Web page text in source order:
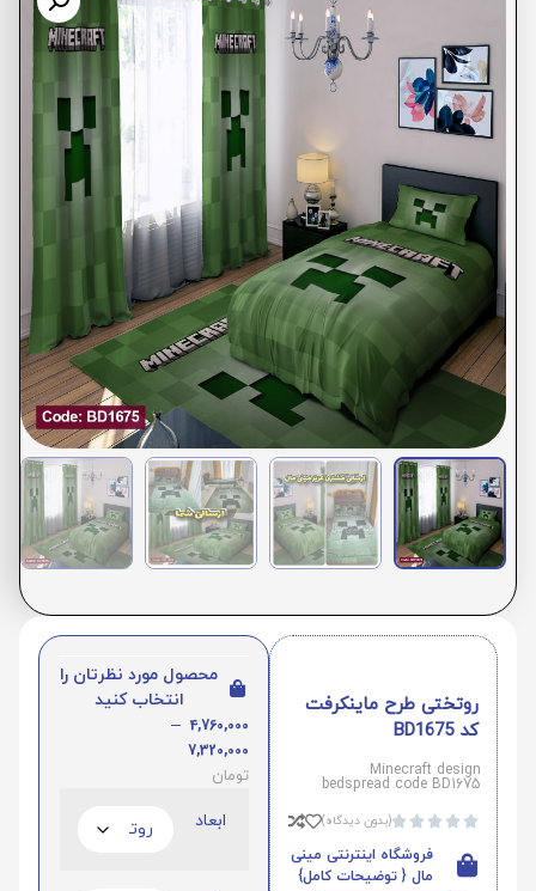
روتختی طرح ماینکرفت
کد BD1675
Minecraft design
bedspread code BD1675




(بدون دیدگاه)
فروشگاه اینترنتی مینی
مال { توضیحات کامل}
محصول مورد نظرتان را
انتخاب کنید
4,760,000
–
7,320,000
تومان
ابعاد